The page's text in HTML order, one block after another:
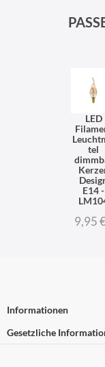
LED
tel
E14 -
9,95
Informationen
Gesetzliche